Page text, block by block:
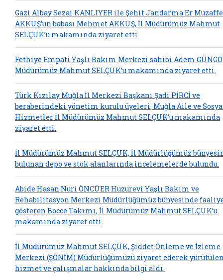
Gazi Albay Sezai KANLIYER ile Şehit Jandarma Er
AKKUŞ’un babası Mehmet AKKUŞ, İl Müdürümüz Mahmut
SELÇUK’u makamında ziyaret etti.
Fethiye Empati Yaşlı Bakım Merkezi sahibi Adem
Müdürümüz Mahmut SELÇUK’u makamında ziyaret etti.
Türk Kızılay Muğla İl Merkezi Başkanı Şadi PİRCİ ve
beraberindeki yönetim kurulu üyeleri, Muğla Aile ve
Hizmetler İl Müdürümüz Mahmut SELÇUK’u makamında
ziyaret etti.
İl Müdürümüz Mahmut SELÇUK, İl Müdürlüğümüz
bulunan depo ve stok alanlarında incelemelerde bulundu.
Abide Hasan Nuri ÖNCÜER Huzurevi Yaşlı Bakım ve
Rehabilitasyon Merkezi Müdürlüğümüz bünyesinde
gösteren Bocce Takımı, İl Müdürümüz Mahmut SELÇUK’u
makamında ziyaret etti.
İl Müdürümüz Mahmut SELÇUK, Şiddet Önleme ve İzleme
Merkezi (ŞÖNİM) Müdürlüğümüzü ziyaret ederek
hizmet ve çalışmalar hakkında bilgi aldı.